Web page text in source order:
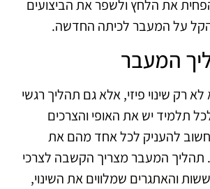
את הלחץ ולשפר את הביצועים
על המעבר לכיתה החדשה.
המעבר
רק שינוי פיזי, אלא גם תהליך רגשי
תלמיד יש את האופי והצרכים
חשוב להעניק לכל אחד מהם את
המעבר מצריך הקשבה לצרכי
והאתגרים שמלווים את השינוי,